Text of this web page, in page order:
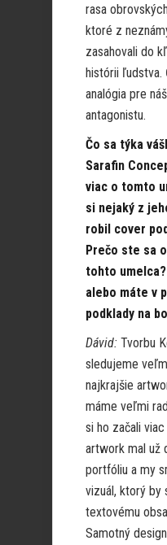
rasa
ktoré z
zasahovali do
histórii ľudstva.
analógia pre
antagonistu.
Čo sa týka
Sarafin
viac o tomto
si nejaký z
robil cover
Prečo ste sa
tohto
alebo máte v
podklady na
Dávid: Tvorbu
sledujeme
najkrajšie
máme veľmi
si ho začali
artwork mal už
portfóliu a my
vizuál, ktorý by
textovému
Samotný